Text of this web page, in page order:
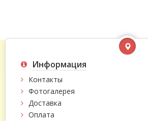
Информация
Контакты
Фотогалерея
Доставка
Оплата